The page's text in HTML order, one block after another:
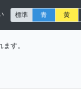
標準 青 黄
す。